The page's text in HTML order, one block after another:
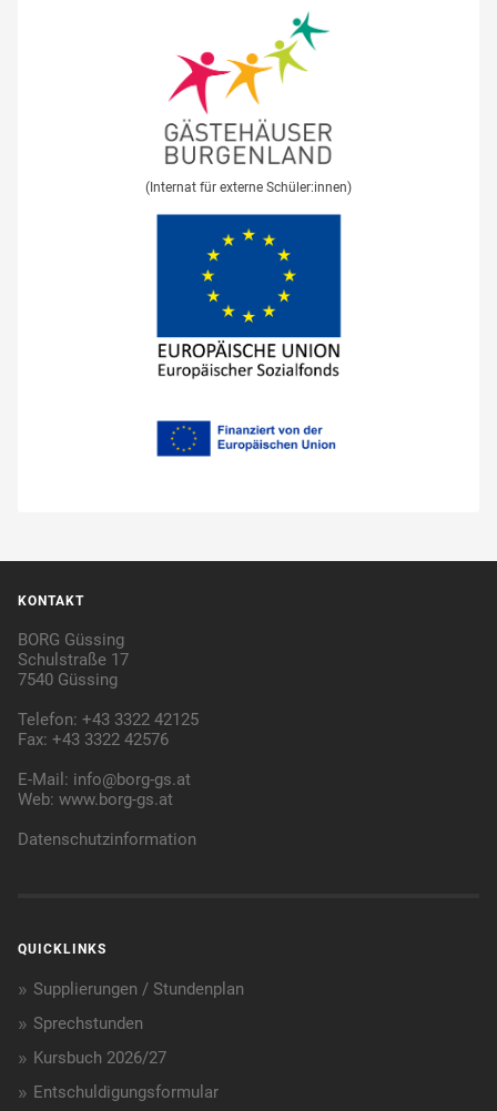
(Internat für externe Schüler:innen)
KONTAKT
BORG Güssing
Schulstraße 17
7540 Güssing
Telefon: +43 3322 42125
Fax: +43 3322 42576
E-Mail: info@borg-gs.at
Web:www.borg-gs.at
Datenschutzinformation
QUICKLINKS
Supplierungen / Stundenplan
Sprechstunden
Kursbuch 2026/27
Entschuldigungsformular